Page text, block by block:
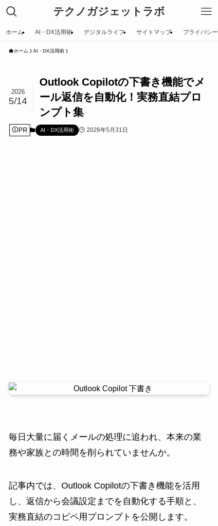
テクノガジェットラボ
ホーム AI・DX活用術 デジタルライフ サイトマップ プライバシ
ホーム AI・DX活用術
Outlook Copilotの下書き機能でメ
ール返信を自動化！実務直結プロ
ンプト集
2026
5/14
PR AI・DX活用術 2026年5月31日
毎日大量に届くメールの処理に追われ、本来の業
務や家族との時間を削られていませんか。
記事内では、Outlook Copilotの下書き機能を活用
し、返信から会議設定までを自動化する手順と、
実務直結のコピペ用プロンプトを公開します。